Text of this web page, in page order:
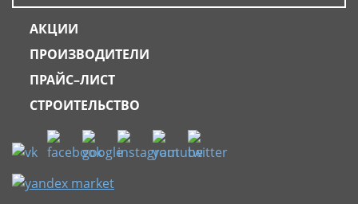
АКЦИИ
ПРОИЗВОДИТЕЛИ
ПРАЙС–ЛИСТ
СТРОИТЕЛЬСТВО